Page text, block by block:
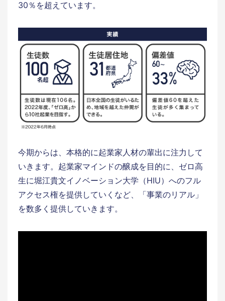
30％を超えています。
今期からは、本格的に起業家人材の輩出に注力して
いきます。起業家マインドの醸成を目的に、ゼロ高
生に堀江貴文イノベーション大学（HIU）へのフル
アクセス権を提供していくなど、「事業のリアル」
を数多く提供していきます。